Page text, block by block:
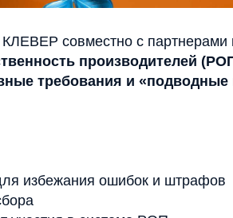
совместно с партнерами
производителей
требования и «подводные
избежания ошибок и штрафов